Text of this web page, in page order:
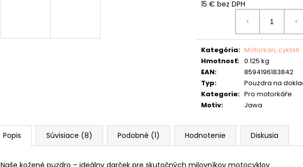
15 € bez DPH
Jednotková
Kategória: Motorkari, cyklisti
Hmotnosť: 0.125 kg
EAN:
8594196183842
Typ:
Pouzdra na
Kategorie: Pro motorkáře
Motiv: Jawa
Popis Súvisiace (8) Podobné (1) Hodnotenie Diskusia
Naše kožené puzdro – ideálny darček pre skutočných milovníkov motocyklov